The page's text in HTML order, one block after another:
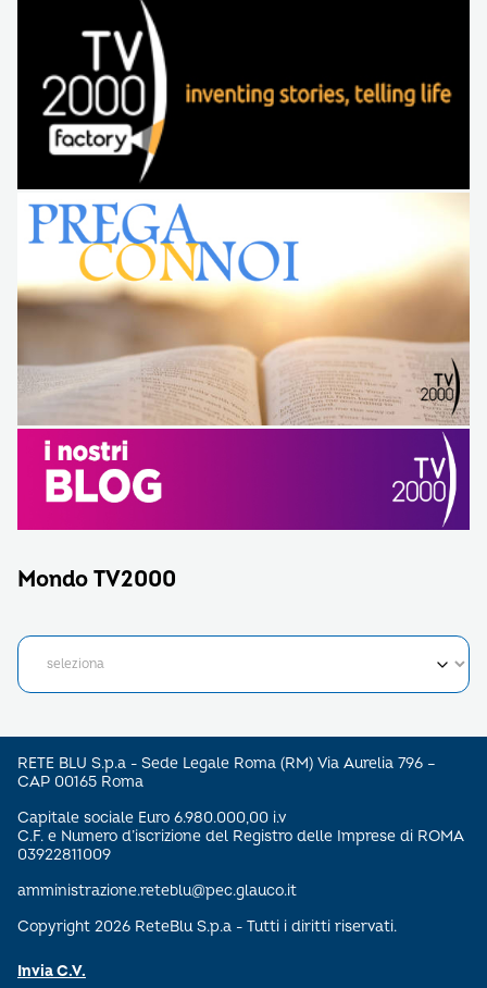
Mondo TV2000
RETE BLU S.p.a - Sede Legale Roma (RM) Via Aurelia 796 –
CAP 00165 Roma
Capitale sociale Euro 6.980.000,00 i.v
C.F. e Numero d’iscrizione del Registro delle Imprese di ROMA
03922811009
amministrazione.reteblu@pec.glauco.it
Copyright 2026 ReteBlu S.p.a - Tutti i diritti riservati.
Invia C.V.